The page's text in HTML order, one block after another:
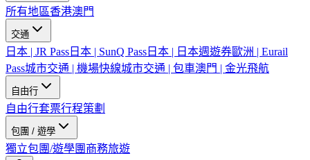
所有地區香港澳門
交通
日本 | JR Pass 日本 | SunQ Pass 日本 | 日本週遊券歐洲 | Eurail
Pass城市交通 | 機場快線城市交通 | 包車澳門 | 金光飛航
自由行
自由行套票行程策劃
包團 / 遊學
獨立包團/遊學團 商務旅遊